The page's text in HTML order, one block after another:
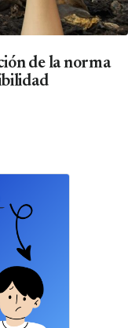
de la norma